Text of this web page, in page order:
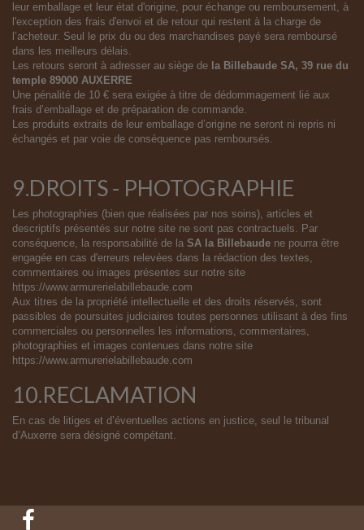
leur emballage et leur état d'origine, pour échange ou remboursement, à
l'exception des frais d'envoi et de retour qui restent à la charge de
l’acheteur. Seul le prix du ou des marchandises payé sera remboursé
dans les meilleurs délais.
Les retours seront à adresser au siège de la Billebaude SA, 39 rue du
temple 89000 AUXERRE
Une pénalité de 10 € sera exigée à titre de dédommagement lié aux
frais d’emballage et de préparation de commande.
Les produits extraits de leur emballage d’origine ne seront ni repris ni
échangés et par voie de conséquence pas remboursés.
9.DROITS - PHOTOGRAPHIE
Les photographies (bien que réalisées par nos soins), articles et
descriptifs présentés sur notre site ne sont pas contractuels. Par
conséquence, la responsabilité de la SA la Billebaude ne pourra être
engagée en cas d'erreurs relevées dans la rédaction des textes,
commentaires ou images présentes sur notre site
https://www.armurerielabillebaude.com
Aux titres de la propriété intellectuelle et des droits réservés, sont
passibles de poursuites judiciaires toutes personnes utilisant à des fins
commerciales ou personnelles les informations, commentaires,
photographies et images contenues dans notre site
https://www.armurerielabillebaude.com
10.RECLAMATION
En cas de litiges et d’éventuelles actions en justice, seul le tribunal
d’Auxerre sera désigné compétant.